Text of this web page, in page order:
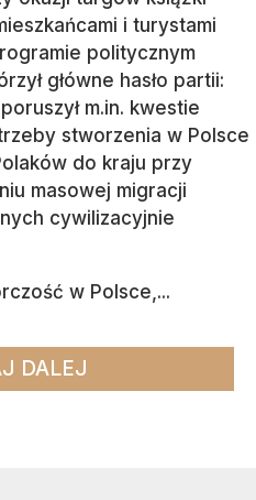
i turystami
politycznym
główne hasło partii:
m.in. kwestie
stworzenia w Polsce
do kraju przy
masowej migracji
cywilizacyjnie
w Polsce,...
DALEJ